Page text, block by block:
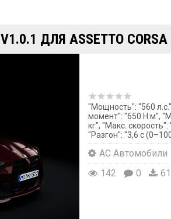
ДЛЯ ASSETTO CORSA
"Мощность": "560
момент": "650 Н·м",
кг", "Макс.
"Разгон": "3,6 с
AC Автомобили
142
0 61